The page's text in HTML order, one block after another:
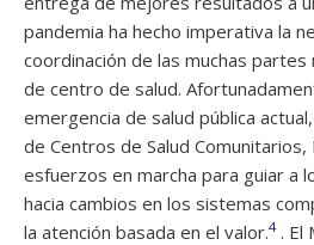
pandemia ha hecho imperativa la
coordinación de las muchas
de centro de salud.
emergencia de salud pública
de Centros de Salud Comunitarios,
esfuerzos en marcha para guiar a
hacia cambios en los sistemas
la atención basada en el valor.4. El